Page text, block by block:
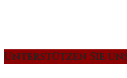
Unterstützen Sie